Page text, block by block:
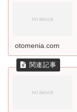
otomenia.com